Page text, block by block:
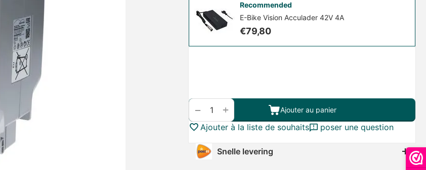
Recommended
E-Bike Vision Acculader 42V 4A
€79,80
+
− Ajouter au panier
Ajouter à la liste de souhaits poser une question
Snelle levering